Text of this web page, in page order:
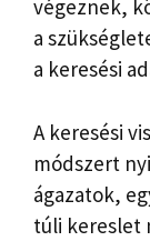
végeznek,
a
a keresési
A keresési
módszert
ágazatok,
túli kereslet